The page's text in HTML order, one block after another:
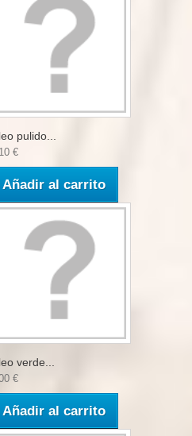
pulido...
€
Añadir al carrito
verde...
€
Añadir al carrito